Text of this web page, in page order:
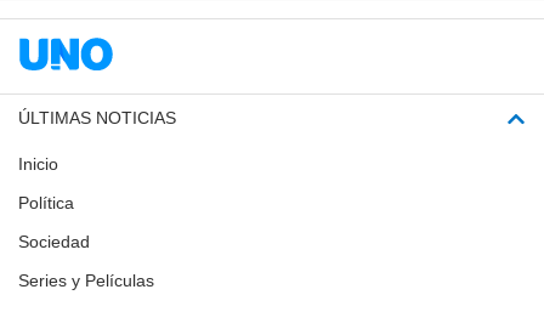
ÚLTIMAS NOTICIAS
Inicio
Política
Sociedad
Series y Películas